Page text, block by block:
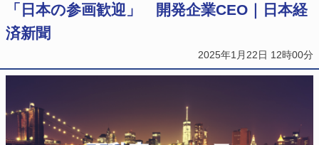
「日本の参画歓迎」 開発企業CEO｜日本経
済新聞
2025年1月22日 12時00分